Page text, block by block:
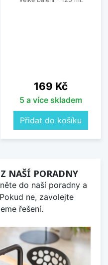
Cena
169 Kč
5 a více skladem
Přidat do košíku
NAŠÍ PORADNY
do naší poradny a
ne, zavolejte
řešení.